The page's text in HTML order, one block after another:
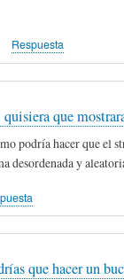
Respuesta
que
podría hacer que el
desordenada y
que hacer un